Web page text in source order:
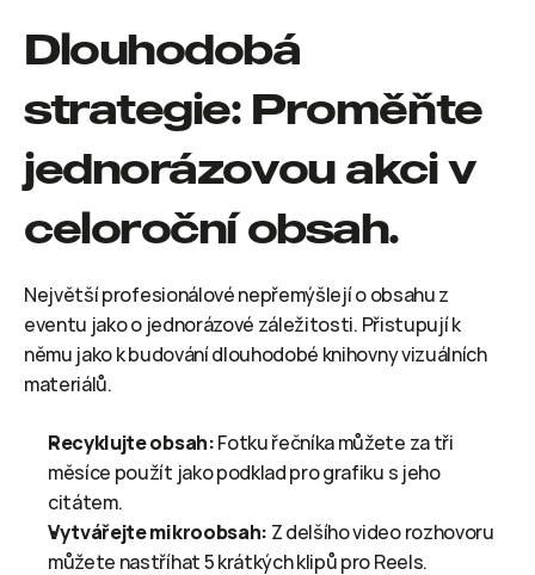
Dlouhodobá
strategie: Proměňte
jednorázovou akci v
celoroční obsah.
Největší profesionálové nepřemýšlejí o obsahu z
eventu jako o jednorázové záležitosti. Přistupují k
němu jako k budování dlouhodobé knihovny vizuálních
materiálů.
Recyklujte obsah: Fotku řečníka můžete za tři
měsíce použít jako podklad pro grafiku s jeho
citátem.
Vytvářejte mikroobsah: Z delšího video rozhovoru
můžete nastříhat 5 krátkých klipů pro Reels.